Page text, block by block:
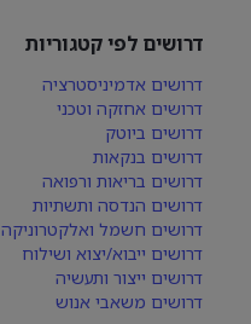
דרושים לפי קטגוריות
דרושים אדמיניסטרציה
דרושים אחזקה וטכני
דרושים ביוטק
דרושים בנקאות
דרושים בריאות ורפואה
דרושים הנדסה ותשתיות
דרושים חשמל ואלקטרוניקה
דרושים ייבוא/יצוא ושילוח
דרושים ייצור ותעשיה
דרושים משאבי אנוש